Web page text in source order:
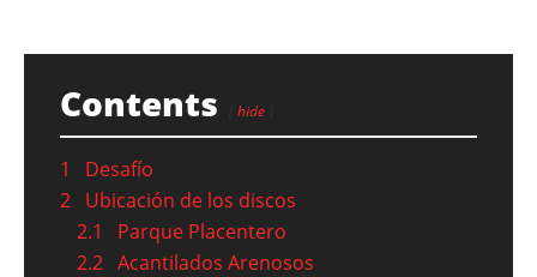
Contents hide
1
Desafío
2 Ubicación de los discos
2.1
Parque Placentero
2.2 Acantilados Arenosos